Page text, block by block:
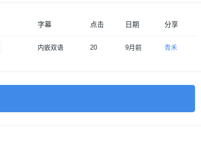
字幕 点击 日期 分享
内嵌双语 20 9月前 青禾